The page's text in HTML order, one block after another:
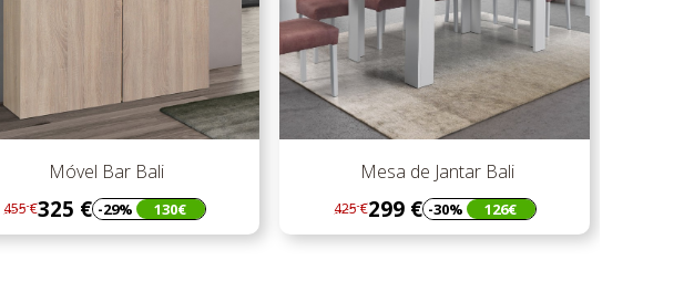
Móvel Bar Bali
Regular
preço
455 €325 €
Preço -29% 130€
Mesa de Jantar Bali
Regular
preço
425 €299 €
Preço -30% 126€